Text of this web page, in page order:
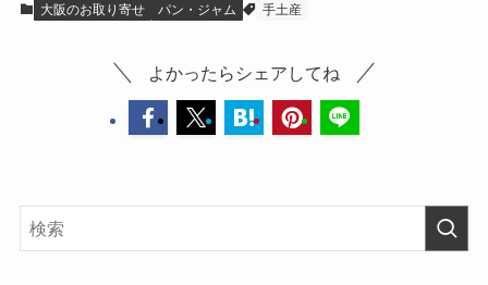
大阪のお取り寄せ パン・ジャム 手土産
よかったらシェアしてね